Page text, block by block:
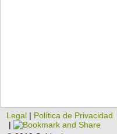
Legal | Política de Privacidad
|